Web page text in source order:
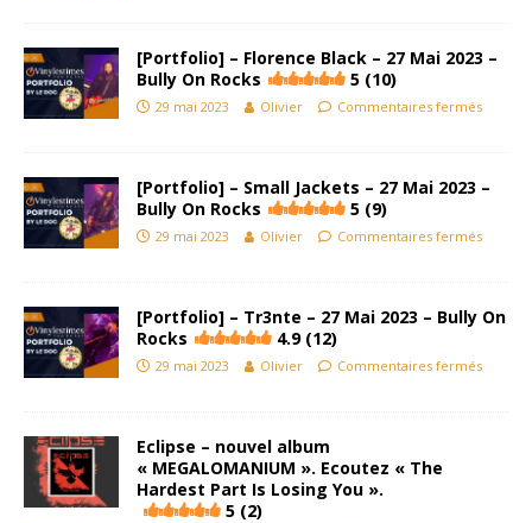
[Portfolio] – Florence Black – 27 Mai 2023 –
Bully On Rocks
5 (10)
29 mai 2023 Olivier Commentaires fermés
[Portfolio] – Small Jackets – 27 Mai 2023 –
Bully On Rocks
5 (9)
29 mai 2023 Olivier Commentaires fermés
[Portfolio] – Tr3nte – 27 Mai 2023 – Bully On
Rocks
4.9 (12)
29 mai 2023 Olivier Commentaires fermés
Eclipse – nouvel album
« MEGALOMANIUM ». Ecoutez « The
Hardest Part Is Losing You ».
5 (2)